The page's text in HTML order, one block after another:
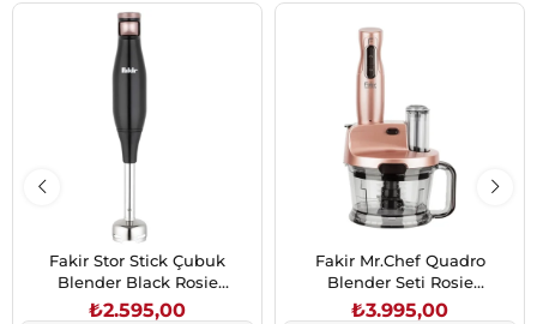
Fakir Stor Stick Çubuk
Blender Black Rosie
(41004860)
₺2.595,00
Fakir Mr.Chef Quadro
Blender Seti Rosie
(41003407)
₺3.995,00